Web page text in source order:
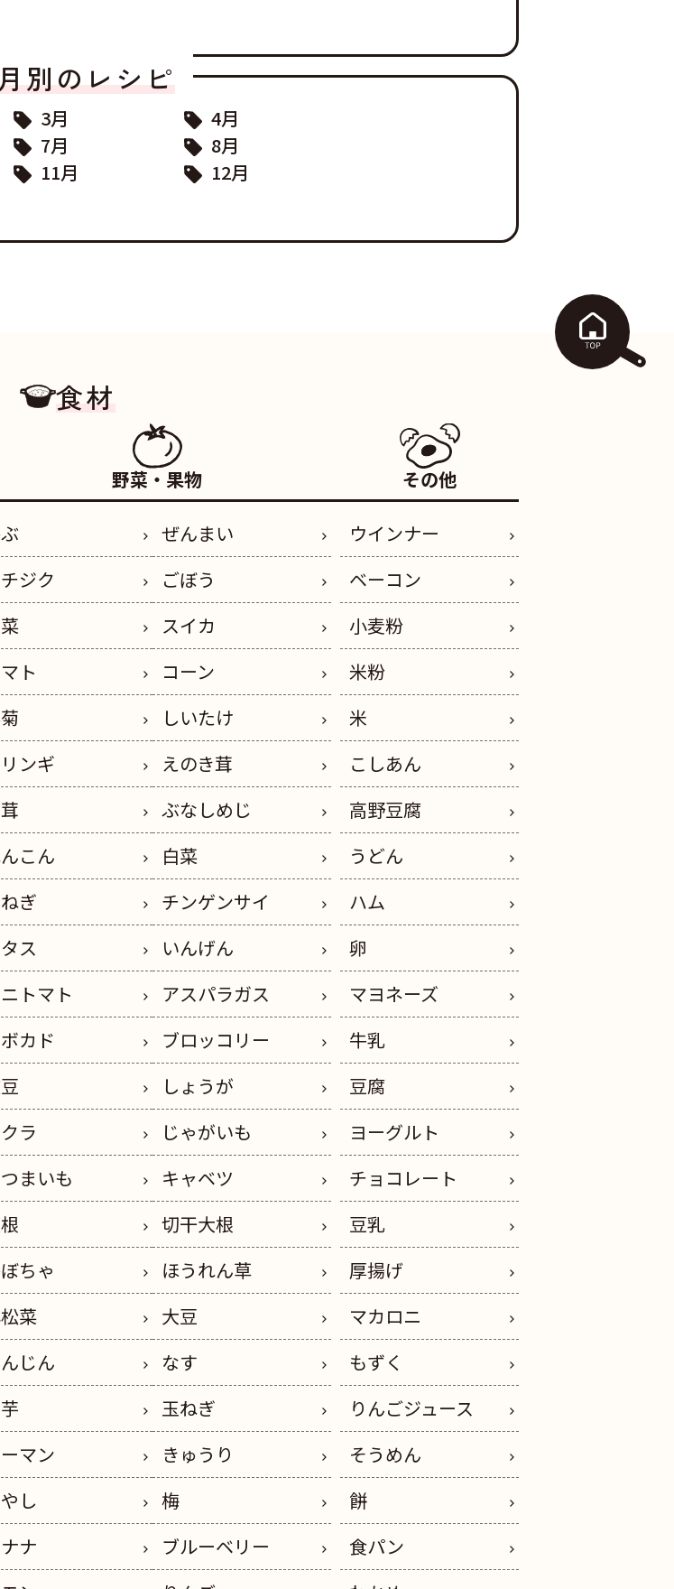
別のレシピ
3月
4月
7月
8月
11月 12月
食材
野菜・果物
ぜんまい
ジク
ごぼう
スイカ
ト
コーン
しいたけ
ンギ
えのき茸
ぶなしめじ
こん
白菜
ぎ
チンゲンサイ
ス
いんげん
トマト
アスパラガス
カド
ブロッコリー
しょうが
ラ
じゃがいも
まいも
キャベツ
切干大根
ちゃ
ほうれん草
菜
大豆
じん
なす
玉ねぎ
マン
きゅうり
し
梅
ナ
ブルーベリー
その他
ウインナー
ベーコン
小麦粉
米粉
米
こしあん
高野豆腐
うどん
ハム
卵
マヨネーズ
牛乳
豆腐
ヨーグルト
チョコレート
豆乳
厚揚げ
マカロニ
もずく
りんごジュース
そうめん
餅
食パン